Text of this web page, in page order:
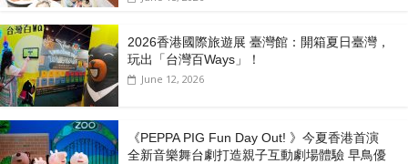
2026香港國際旅遊展 臺灣館：開箱夏日臺灣，
玩出「台灣百Ways」！
June 12, 2026
《PEPPA PIG Fun Day Out! 》今夏香港首演
全新音樂舞台劇打造親子互動劇場體驗 早鳥優